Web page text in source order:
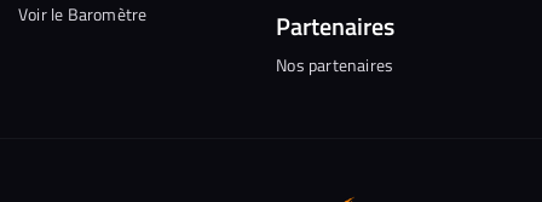
Voir le Baromètre Partenaires
Nos partenaires